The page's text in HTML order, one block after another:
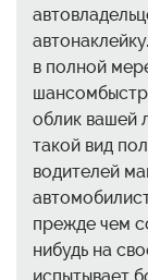
в полной
облик вашей
такой вид
водителей
прежде чем
нибудь на